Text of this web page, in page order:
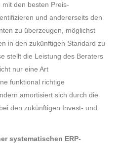
den besten Preis-
und andererseits den
zu überzeugen, möglichst
in den zukünftigen Standard zu
stellt die Leistung des Beraters
nur eine Art
funktional richtige
amortisiert sich durch die
den zukünftigen Invest- und
systematischen ERP-